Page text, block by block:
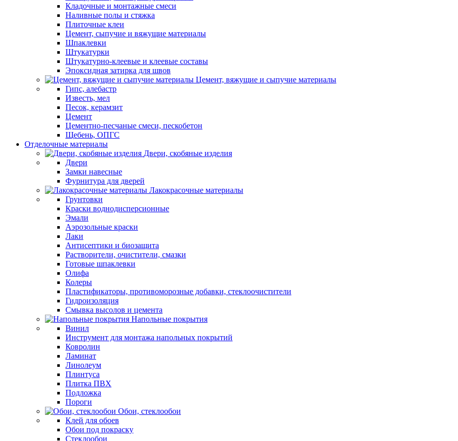
Кладочные и монтажные смеси
Наливные полы и стяжка
Плиточные клеи
Цемент, сыпучие и вяжущие материалы
Шпаклевки
Штукатурки
Штукатурно-клеевые и клеевые составы
Эпоксидная затирка для швов
Цемент, вяжущие и сыпучие материалы
Гипс, алебастр
Известь, мел
Песок, керамзит
Цемент
Цементно-песчаные смеси, пескобетон
Щебень, ОПГС
Отделочные материалы
Двери, скобяные изделия
Двери
Замки навесные
Фурнитура для дверей
Лакокрасочные материалы
Грунтовки
Краски воднодисперсионные
Эмали
Аэрозольные краски
Лаки
Антисептики и биозащита
Растворители, очистители, смазки
Готовые шпаклевки
Олифа
Колеры
Пластификаторы, противоморозные добавки, стеклоочистители
Гидроизоляция
Смывка высолов и цемента
Напольные покрытия
Винил
Инструмент для монтажа напольных покрытий
Ковролин
Ламинат
Линолеум
Плинтуса
Плитка ПВХ
Подложка
Пороги
Обои, стеклообои
Клей для обоев
Обои под покраску
Стеклообои